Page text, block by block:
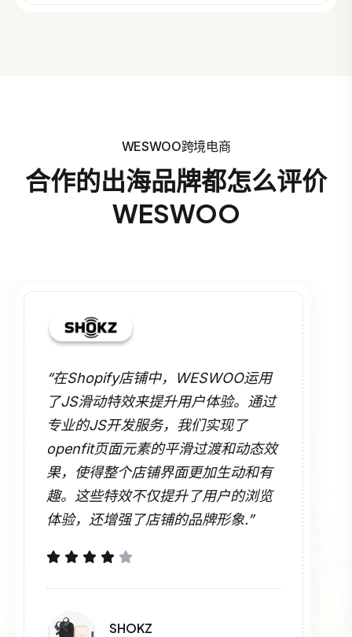
WESWOO跨境电商
合作的出海品牌都怎么评价
WESWOO
“在Shopify店铺中，WESWOO运用
了JS滑动特效来提升用户体验。通过
专业的JS开发服务，我们实现了
openfit页面元素的平滑过渡和动态效
果，使得整个店铺界面更加生动和有
趣。这些特效不仅提升了用户的浏览
体验，还增强了店铺的品牌形象.”
SHOKZ